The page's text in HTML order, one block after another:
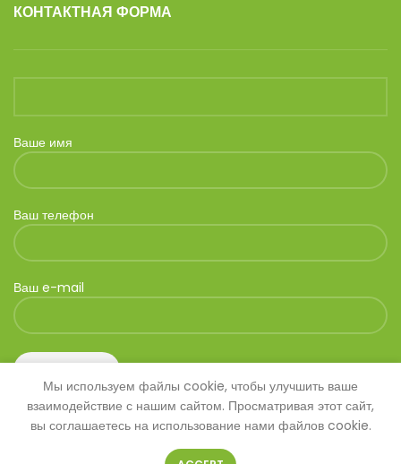
КОНТАКТНАЯ ФОРМА
Ваше имя
Ваш телефон
Ваш e-mail
Мы используем файлы cookie, чтобы улучшить ваше
взаимодействие с нашим сайтом. Просматривая этот сайт,
вы соглашаетесь на использование нами файлов cookie.